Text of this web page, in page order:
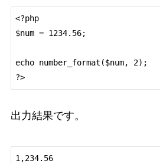
<?php
$num = 1234.56;
echo number_format($num, 2);
?>
出力結果です。
1,234.56